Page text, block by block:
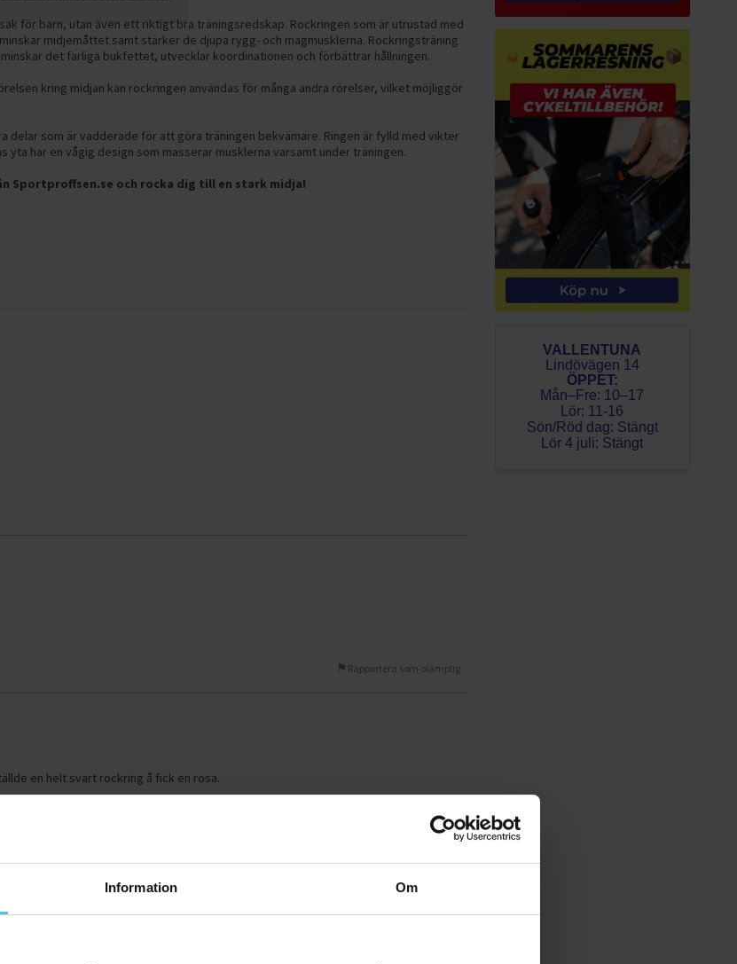
Information Om
VALLENTUNA
Lindövägen 14
ÖPPET:
Mån–Fre: 10–17
Lör: 11-16
Sön/Röd dag: Stängt
Lör 4 juli: Stängt
för barn, utan även ett riktigt bra träningsredskap. Rockringen som är utrustad med
midjemåttet samt stärker de djupa rygg- och magmusklerna. Rockringsträning
det farliga bukfettet, utvecklar koordinationen och förbättrar hållningen.
kring midjan kan rockringen användas för många andra rörelser, vilket möjliggör
delar som är vadderade för att göra träningen bekvämare. Ringen är fylld med vikter
yta har en vågig design som masserar musklerna varsamt under träningen.
Sportproffsen.se och rocka dig till en stark midja!
Rapportera som olämplig
en helt svart rockring å fick en rosa.
Rapportera som olämplig
23.11.2025